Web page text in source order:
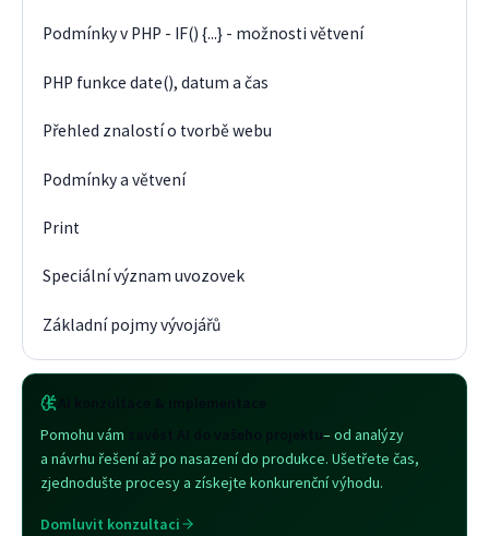
Podmínky v PHP - IF() {...} - možnosti větvení
PHP funkce date(), datum a čas
Přehled znalostí o tvorbě webu
Podmínky a větvení
Print
Speciální význam uvozovek
Základní pojmy vývojářů
Pomohu vám
zavést AI do vašeho projektu– od analýzy
a návrhu řešení až po nasazení do produkce. Ušetřete čas,
zjednodušte procesy a získejte konkurenční výhodu.
Domluvit konzultaci